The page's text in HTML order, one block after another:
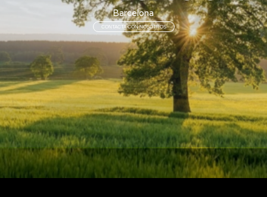
CONTACTA CON NOSOTROS
Barcelona